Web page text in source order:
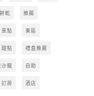
乾 推薦
景點 東區
甜點 禮盒推薦
龍 自助
訂房 酒店